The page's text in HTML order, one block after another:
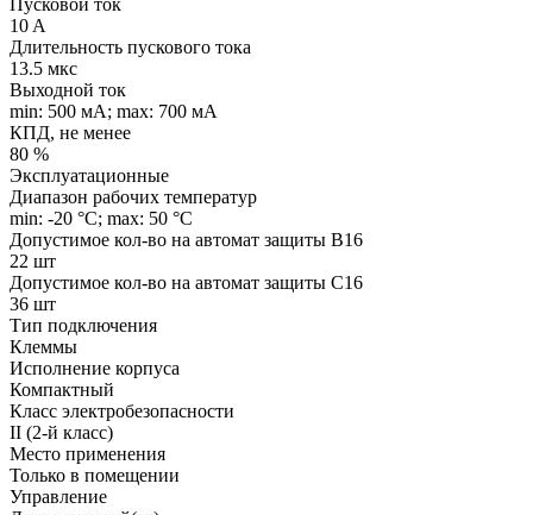
10 A
Длительность пускового тока
13.5 мкс
Выходной ток
min: 500 мA; max: 700 мA
КПД, не менее
80 %
Эксплуатационные
Диапазон рабочих температур
min: -20 °C; max: 50 °C
Допустимое кол-во на автомат защиты B16
22 шт
Допустимое кол-во на автомат защиты C16
36 шт
Тип подключения
Клеммы
Исполнение корпуса
Компактный
Класс электробезопасности
II (2-й класс)
Место применения
Только в помещении
Управление